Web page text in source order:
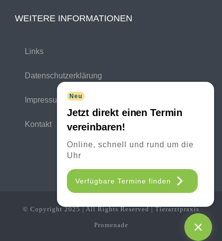
Neu
Jetzt direkt einen Termin
vereinbaren!
Online, schnell und rund um die
Uhr
Verfügbare Termine finden
WEITERE INFORMATIONEN
Links
Datenschutzerklärung
Impressum
Kontakt
© Copyright 2025 | All Rights Reserved | Tierarztpraxis
Promenade